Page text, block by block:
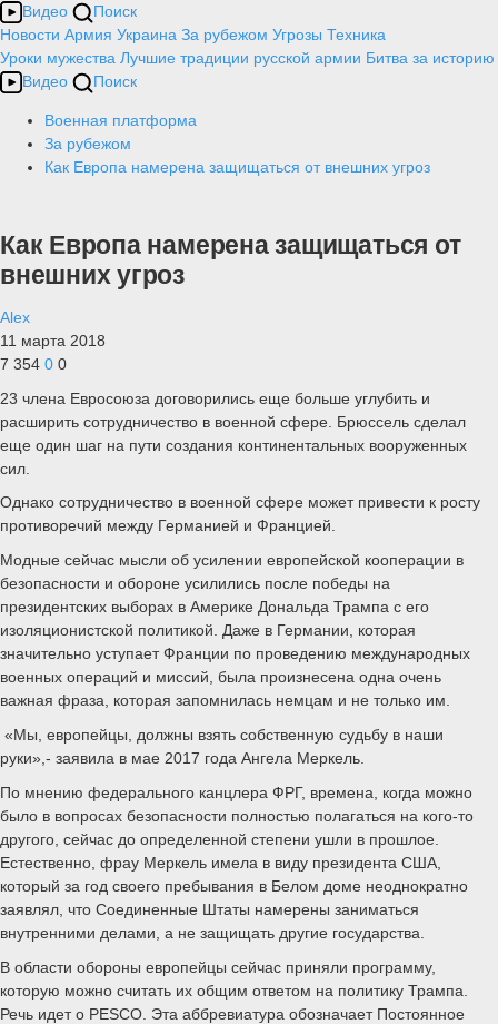
Видео
Поиск
Новости Армия Украина За рубежом Угрозы Техника
Уроки мужества Лучшие традиции русской армии Битва за историю
Видео
Поиск
Военная платформа
За рубежом
Как Европа намерена защищаться от внешних угроз
Как Европа намерена защищаться от
внешних угроз
Alex
11 марта 2018
7 354 0 0
23 члена Евросоюза договорились еще больше углубить и
расширить сотрудничество в военной сфере. Брюссель сделал
еще один шаг на пути создания континентальных вооруженных
сил.
Однако сотрудничество в военной сфере может привести к росту
противоречий между Германией и Францией.
Модные сейчас мысли об усилении европейской кооперации в
безопасности и обороне усилились после победы на
президентских выборах в Америке Дональда Трампа с его
изоляционистской политикой. Даже в Германии, которая
значительно уступает Франции по проведению международных
военных операций и миссий, была произнесена одна очень
важная фраза, которая запомнилась немцам и не только им.
«Мы, европейцы, должны взять собственную судьбу в наши
руки»,- заявила в мае 2017 года Ангела Меркель.
По мнению федерального канцлера ФРГ, времена, когда можно
было в вопросах безопасности полностью полагаться на кого-то
другого, сейчас до определенной степени ушли в прошлое.
Естественно, фрау Меркель имела в виду президента США,
который за год своего пребывания в Белом доме неоднократно
заявлял, что Соединенные Штаты намерены заниматься
внутренними делами, а не защищать другие государства.
В области обороны европейцы сейчас приняли программу,
которую можно считать их общим ответом на политику Трампа.
Речь идет о PESCO. Эта аббревиатура обозначает Постоянное